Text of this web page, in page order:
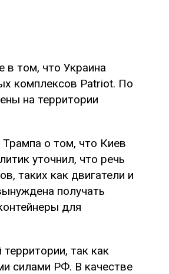
в том, что Украина
комплексов Patriot. По
на территории
о том, что Киев
уточнил, что речь
таких как двигатели и
получать
для
так как
силами РФ. В качестве